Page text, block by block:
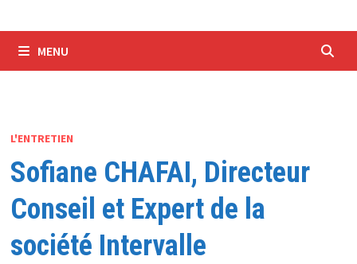
MENU
L'ENTRETIEN
Sofiane CHAFAI, Directeur
Conseil et Expert de la
société Intervalle